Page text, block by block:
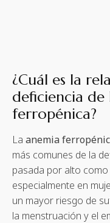
¿Cuál es la
deficiencia
ferropénica?
La anemia
más comunes de la
pasada por alto
especialmente en
un mayor riesgo de
la menstruación y el